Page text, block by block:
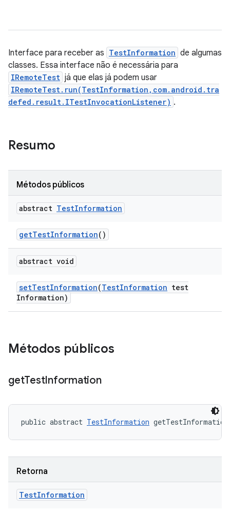
Interface para receber as TestInformation de algumas
classes. Essa interface não é necessária para
IRemoteTest já que elas já podem usar
IRemoteTest.run(TestInformation,com.android.tra
defed.result.ITestInvocationListener) .
Resumo
Métodos públicos
abstract TestInformation
getTestInformation()
abstract void
setTestInformation(TestInformation test
Information)
Métodos públicos
getTestInformation
public abstract TestInformation
Retorna
TestInformation